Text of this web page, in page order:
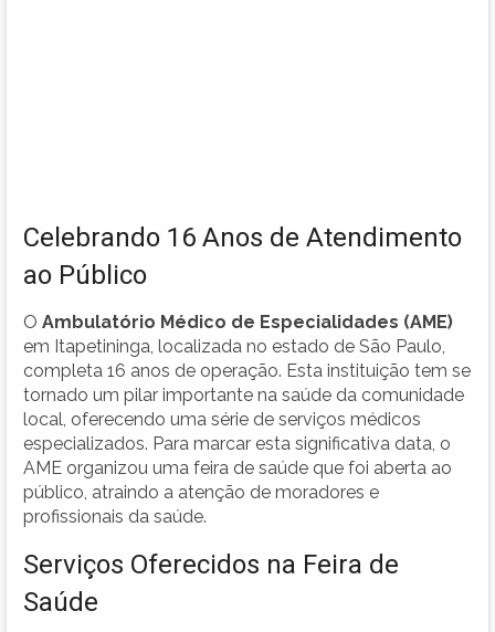
Celebrando 16 Anos de Atendimento
ao Público
O Ambulatório Médico de Especialidades (AME)
em Itapetininga, localizada no estado de São Paulo,
completa 16 anos de operação. Esta instituição tem se
tornado um pilar importante na saúde da comunidade
local, oferecendo uma série de serviços médicos
especializados. Para marcar esta significativa data, o
AME organizou uma feira de saúde que foi aberta ao
público, atraindo a atenção de moradores e
profissionais da saúde.
Serviços Oferecidos na Feira de
Saúde